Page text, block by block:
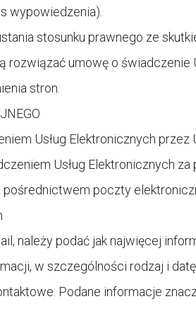
wypowiedzenia).
stosunku prawnego ze
rozwiązać umowę o świadczenie
stron.
Usług Elektronicznych przez
Usług Elektronicznych
pośrednictwem poczty
należy podać jak najwięcej
w szczególności rodzaj i
Podane informacje